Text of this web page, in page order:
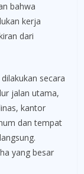
bahwa
kerja
dari
secara
jalan utama,
kantor
dan tempat
yang besar